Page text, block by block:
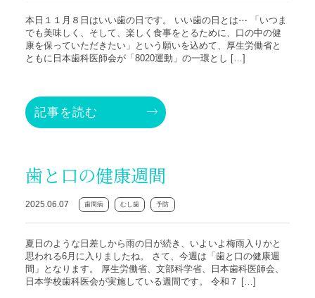
本日１１月８日はいい歯の日です。 いい歯の日とは⋯ 「いつま
でも美味しく、そして、楽しく食事をとるために、口の中の健
康を保っていただきたい」という願いを込めて、厚生労働省と
ともに日本歯科医師会が「8020運動」の一環とし […]
記事を読む
歯と口の健康週間
2025.06.07 歯周病 むし歯 予防
夏日のような日差しから雨の日が続き、いよいよ梅雨入りかと
思われる6月に入りましたね。 さて、今週は「歯と口の健康週
間」となります。 厚生労働省、文部科学省、日本歯科医師会、
日本学校歯科医会が実施している週間です。 令和７ […]